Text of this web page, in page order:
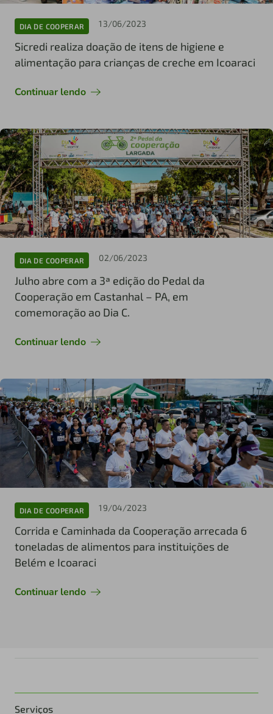
DIA DE COOPERAR 13/06/2023
Sicredi realiza doação de itens de higiene e
alimentação para crianças de creche em Icoaraci
Continuar lendo
DIA DE COOPERAR 02/06/2023
Julho abre com a 3ª edição do Pedal da
Cooperação em Castanhal – PA, em
comemoração ao Dia C.
Continuar lendo
DIA DE COOPERAR 19/04/2023
Corrida e Caminhada da Cooperação arrecada 6
toneladas de alimentos para instituições de
Belém e Icoaraci
Continuar lendo
Serviços